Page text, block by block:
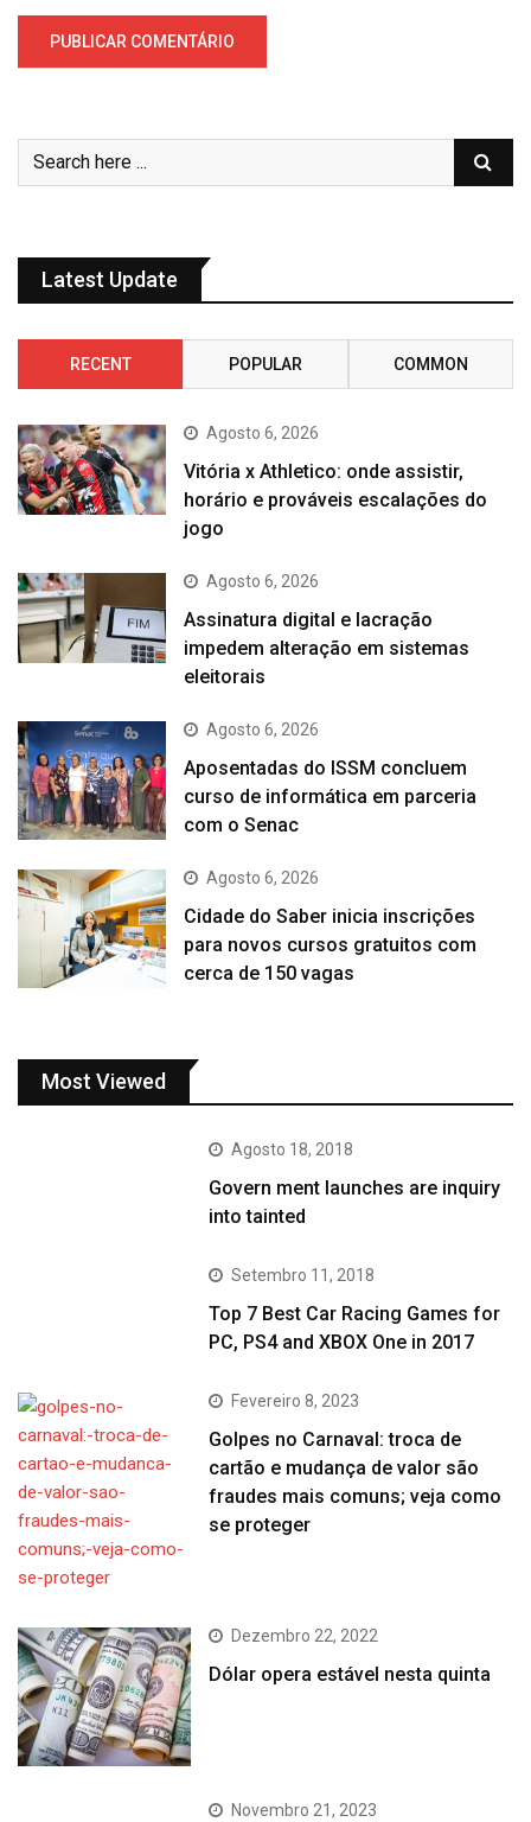
Latest Update
RECENT POPULAR COMMON
Agosto 6, 2026
Vitória x Athletico: onde assistir,
horário e prováveis escalações do
jogo
Agosto 6, 2026
Assinatura digital e lacração
impedem alteração em sistemas
eleitorais
Agosto 6, 2026
Aposentadas do ISSM concluem
curso de informática em parceria
com o Senac
Agosto 6, 2026
Cidade do Saber inicia inscrições
para novos cursos gratuitos com
cerca de 150 vagas
Most Viewed
Agosto 18, 2018
Govern ment launches are inquiry
into tainted
Setembro 11, 2018
Top 7 Best Car Racing Games for
PC, PS4 and XBOX One in 2017
Fevereiro 8, 2023
Golpes no Carnaval: troca de
cartão e mudança de valor são
fraudes mais comuns; veja como
se proteger
Dezembro 22, 2022
Dólar opera estável nesta quinta
Novembro 21, 2023